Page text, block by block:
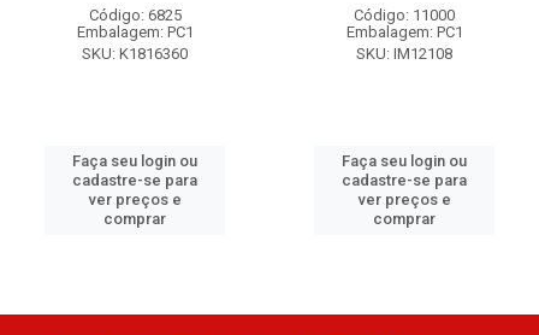
Código: 6825
Embalagem: PC1
SKU: K1816360
Faça seu login ou
cadastre-se para
ver preços e
comprar
Código: 11000
Embalagem: PC1
SKU: IM12108
Faça seu login ou
cadastre-se para
ver preços e
comprar